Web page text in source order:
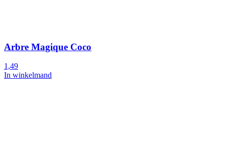
Arbre Magique Coco
1,49
In winkelmand